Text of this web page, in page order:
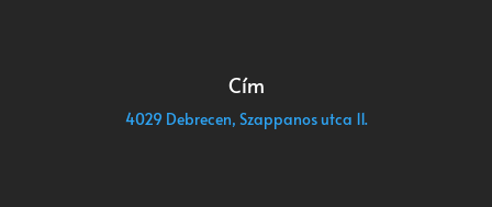
Cím
4029 Debrecen, Szappanos utca 11.